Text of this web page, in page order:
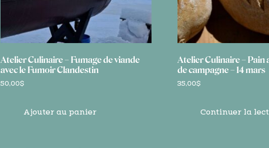
Atelier Culinaire – Fumage de viande
avec le Fumoir Clandestin
50,00$
Ajouter au panier
Atelier Culinaire – Pain
de campagne – 14 mars
35,00$
Continuer la